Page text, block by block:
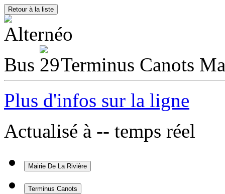
Retour à la liste
Bus
Terminus Canots
Plus d'infos sur la ligne
Actualisé à -- temps réel
Mairie De La Rivière
Terminus Canots